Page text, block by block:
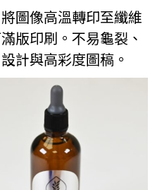
圖像高溫轉印至纖維
版印刷。不易龜裂、
計與高彩度圖稿。